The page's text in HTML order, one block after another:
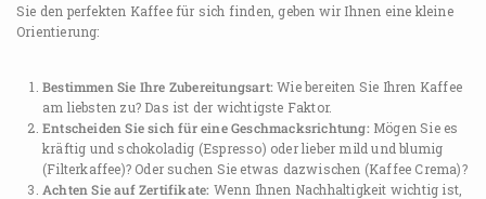
Sie den perfekten Kaffee für sich finden, geben wir Ihnen eine kleine
Orientierung:
Bestimmen Sie Ihre Zubereitungsart: Wie bereiten Sie Ihren Kaffee
am liebsten zu? Das ist der wichtigste Faktor.
Entscheiden Sie sich für eine Geschmacksrichtung: Mögen Sie es
kräftig und schokoladig (Espresso) oder lieber mild und blumig
(Filterkaffee)? Oder suchen Sie etwas dazwischen (Kaffee Crema)?
Achten Sie auf Zertifikate: Wenn Ihnen Nachhaltigkeit wichtig ist,